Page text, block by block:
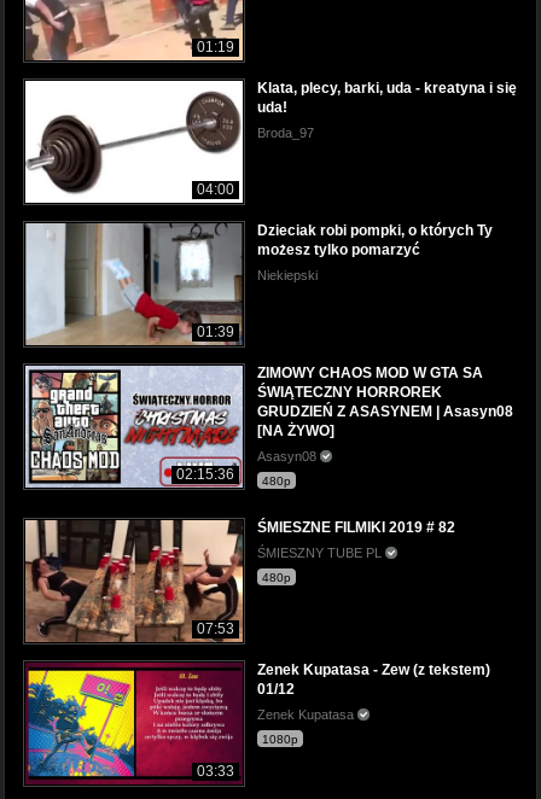
01:19
04:00
Klata, plecy, barki, uda - kreatyna i się
uda!
Broda_97
01:39
Dzieciak robi pompki, o których Ty
możesz tylko pomarzyć
Niekiepski
02:15:36
ZIMOWY CHAOS MOD W GTA SA
ŚWIĄTECZNY HORROREK
GRUDZIEŃ Z ASASYNEM | Asasyn08
[NA ŻYWO]
Asasyn08
480p
07:53
ŚMIESZNE FILMIKI 2019 # 82
ŚMIESZNY TUBE PL
480p
03:33
Zenek Kupatasa - Zew (z tekstem)
01/12
Zenek Kupatasa
1080p